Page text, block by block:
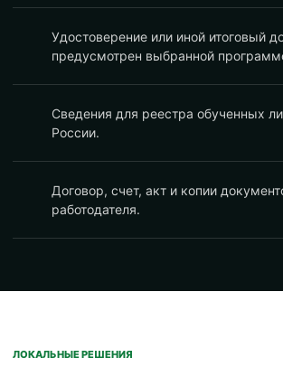
Удостоверение или иной итоговый
предусмотрен выбранной
Сведения для реестра обученных
России.
Договор, счет, акт и копии
работодателя.
ЛОКАЛЬНЫЕ РЕШЕНИЯ